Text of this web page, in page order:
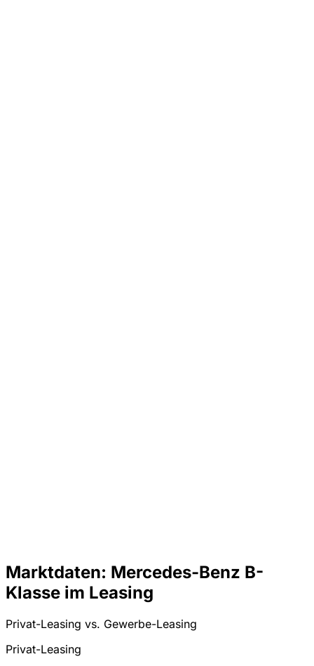
Marktdaten: Mercedes-Benz B-
Klasse im Leasing
Privat-Leasing vs. Gewerbe-Leasing
Privat-Leasing